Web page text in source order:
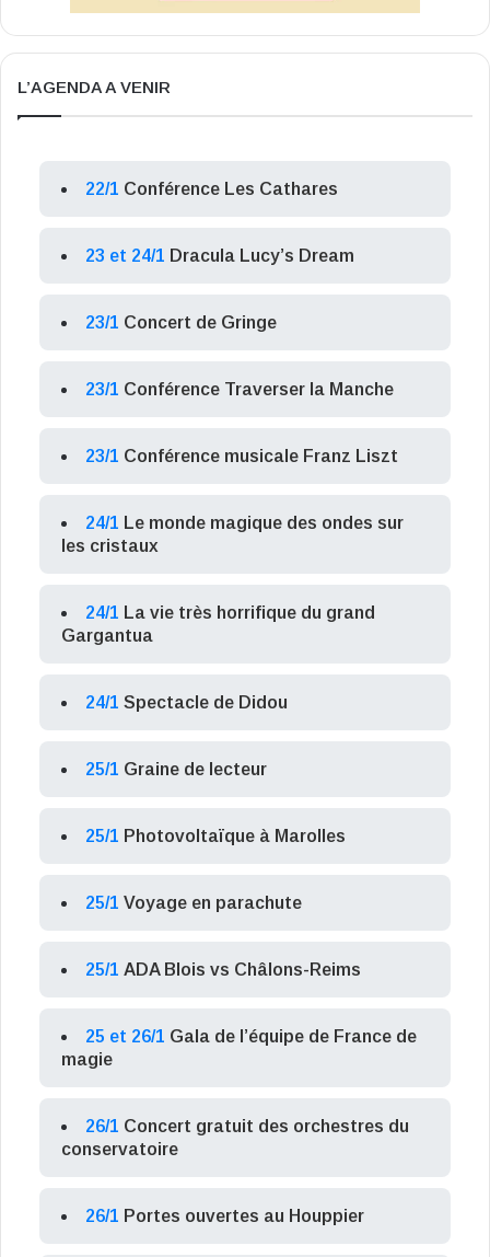
L’AGENDA A VENIR
22/1 Conférence Les Cathares
23 et 24/1 Dracula Lucy’s Dream
23/1 Concert de Gringe
23/1 Conférence Traverser la Manche
23/1 Conférence musicale Franz Liszt
24/1 Le monde magique des ondes sur
les cristaux
24/1 La vie très horrifique du grand
Gargantua
24/1 Spectacle de Didou
25/1 Graine de lecteur
25/1 Photovoltaïque à Marolles
25/1 Voyage en parachute
25/1 ADA Blois vs Châlons-Reims
25 et 26/1 Gala de l’équipe de France de
magie
26/1 Concert gratuit des orchestres du
conservatoire
26/1 Portes ouvertes au Houppier